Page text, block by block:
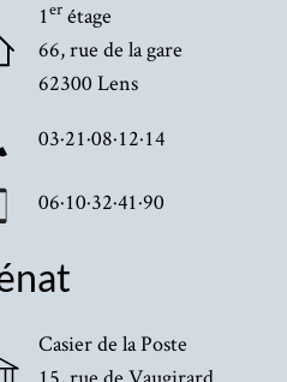
1er étage
66, rue de la gare
62300 Lens
03·21·08·12·14
06·10·32·41·90
Casier de la Poste